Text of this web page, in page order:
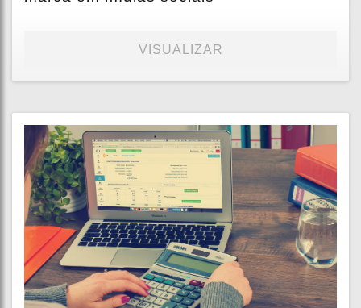
VISUALIZAR